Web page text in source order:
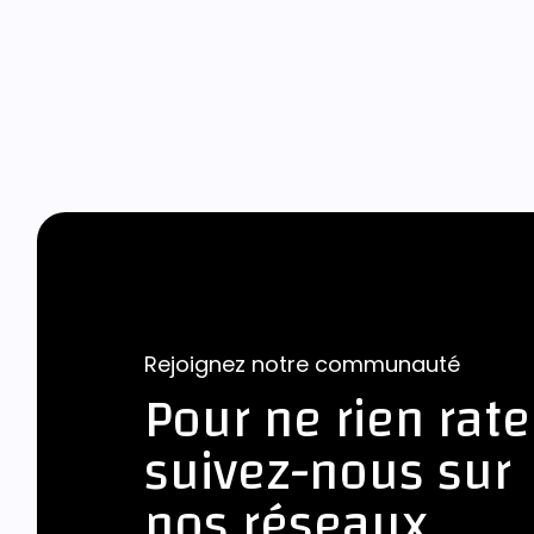
Rejoignez notre communauté
Pour ne rien
suivez-nous sur